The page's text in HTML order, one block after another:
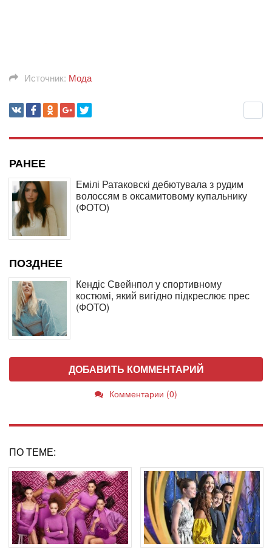
Источник: Мода
РАНЕЕ
Емілі Ратаковскі дебютувала з рудим
волоссям в оксамитовому купальнику
(ФОТО)
ПОЗДНЕЕ
Кендіс Свейнпол у спортивному
костюмі, який вигідно підкреслює прес
(ФОТО)
ДОБАВИТЬ КОММЕНТАРИЙ
Комментарии (0)
ПО ТЕМЕ: